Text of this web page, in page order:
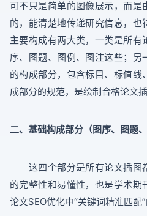
可不只是简单的图像展示，而是
的，能清楚地传递研究信息，也
主要构成有两大类，一类是所有
序、图题、图例、图注这些；另
的构成部分，包含标目、标值线
成部分的规范，是绘制合格论文
二、基础构成部分（图序、图题
这四个部分是所有论文插图
的完整性和易懂性，也是学术期
论文SEO优化中“关键词精准匹配